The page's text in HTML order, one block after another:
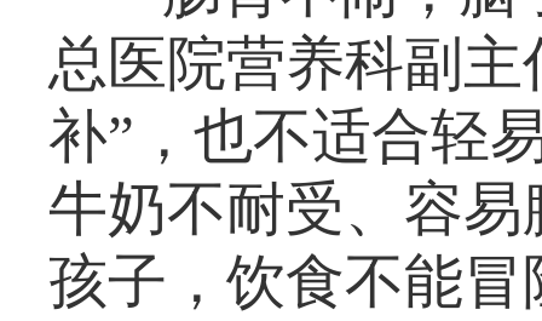
总医院营养科副
补”，也不适合轻
牛奶不耐受、容
孩子，饮食不能